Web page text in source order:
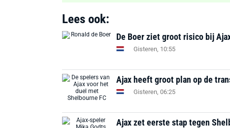
Lees ook:
De Boer ziet groot risico bij
Gisteren, 10:55
Ajax heeft groot plan op de
Gisteren, 06:25
Ajax zet eerste stap tegen